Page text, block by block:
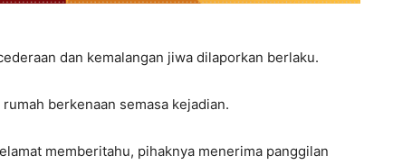
dan kemalangan jiwa dilaporkan berlaku.
berkenaan semasa kejadian.
memberitahu, pihaknya menerima panggilan